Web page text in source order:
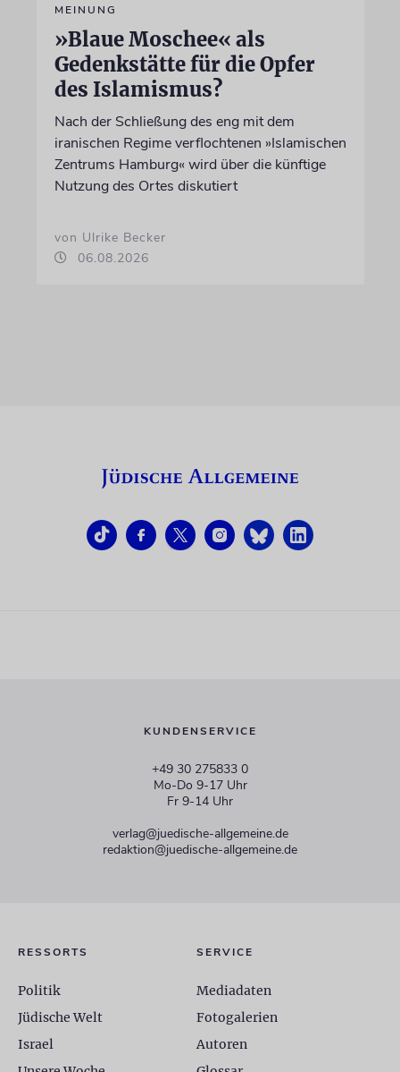
MEINUNG
»Blaue Moschee« als
Gedenkstätte für die Opfer
des Islamismus?
Nach der Schließung des eng mit dem
iranischen Regime verflochtenen »Islamischen
Zentrums Hamburg« wird über die künftige
Nutzung des Ortes diskutiert
von Ulrike Becker
06.08.2026
KUNDENSERVICE
+49 30 275833 0
Mo-Do 9-17 Uhr
Fr 9-14 Uhr
verlag@juedische-allgemeine.de
redaktion@juedische-allgemeine.de
RESSORTS
Politik
Jüdische Welt
Israel
SERVICE
Mediadaten
Fotogalerien
Autoren